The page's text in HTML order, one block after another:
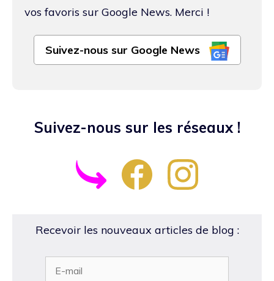
vos favoris sur Google News. Merci !
Suivez-nous sur Google News
Suivez-nous sur les réseaux !
Recevoir les nouveaux articles de blog :